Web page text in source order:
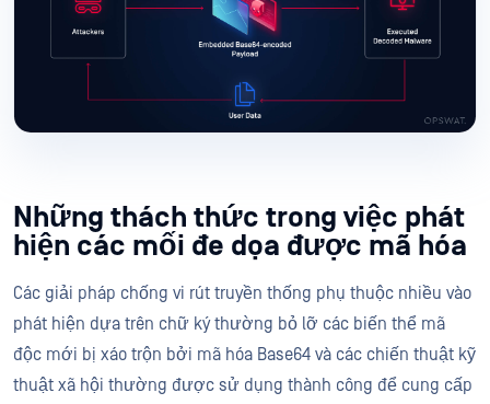
Những thách thức trong việc phát
hiện các mối đe dọa được mã hóa
Các giải pháp chống vi rút truyền thống phụ thuộc nhiều vào
phát hiện dựa trên chữ ký thường bỏ lỡ các biến thể mã
độc mới bị xáo trộn bởi mã hóa Base64 và các chiến thuật kỹ
thuật xã hội thường được sử dụng thành công để cung cấp